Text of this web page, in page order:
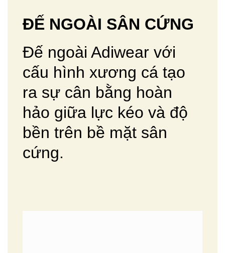
ĐẾ NGOÀI SÂN CỨNG
Đế ngoài Adiwear với
cấu hình xương cá tạo
ra sự cân bằng hoàn
hảo giữa lực kéo và độ
bền trên bề mặt sân
cứng.